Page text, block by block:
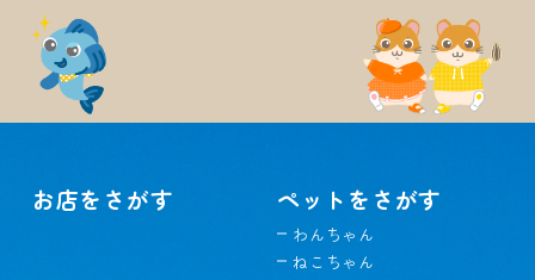
お店をさがす ペットをさがす
わんちゃん
ねこちゃん